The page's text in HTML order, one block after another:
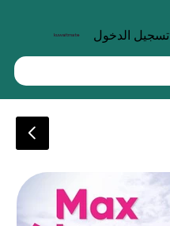
kuwaitmate تسجيل الدخول